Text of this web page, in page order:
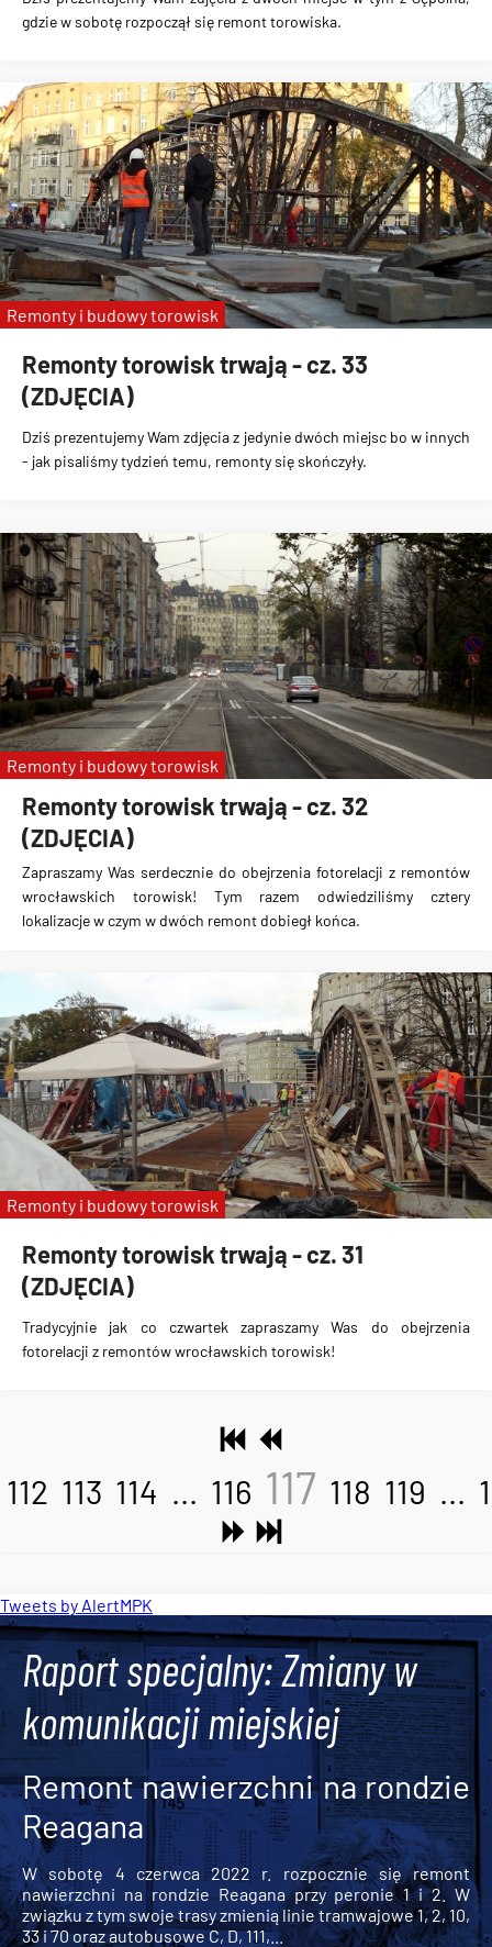
gdzie w sobotę rozpoczął się remont torowiska.
Remonty torowisk trwają - cz. 33
(ZDJĘCIA)
Dziś prezentujemy Wam zdjęcia z jedynie dwóch miejsc bo w innych
- jak pisaliśmy tydzień temu, remonty się skończyły.
Remonty i budowy torowisk
Remonty torowisk trwają - cz. 32
(ZDJĘCIA)
Zapraszamy Was serdecznie do obejrzenia fotorelacji z remontów
wrocławskich torowisk! Tym razem odwiedziliśmy cztery
lokalizacje w czym w dwóch remont dobiegł końca.
Remonty i budowy torowisk
Remonty torowisk trwają - cz. 31
(ZDJĘCIA)
Tradycyjnie jak co czwartek zapraszamy Was do obejrzenia
fotorelacji z remontów wrocławskich torowisk!
Remonty i budowy torowisk
112 113 114 ... 116 117 118 119 ...
Tweets by AlertMPK
Raport specjalny: Zmiany w
komunikacji miejskiej
Remont nawierzchni na rondzie
Reagana
W sobotę 4 czerwca 2022 r. rozpocznie się remont
nawierzchni na rondzie Reagana przy peronie 1 i 2. W
związku z tym swoje trasy zmienią linie tramwajowe 1, 2, 10,
33 i 70 oraz autobusowe C, D, 111,...